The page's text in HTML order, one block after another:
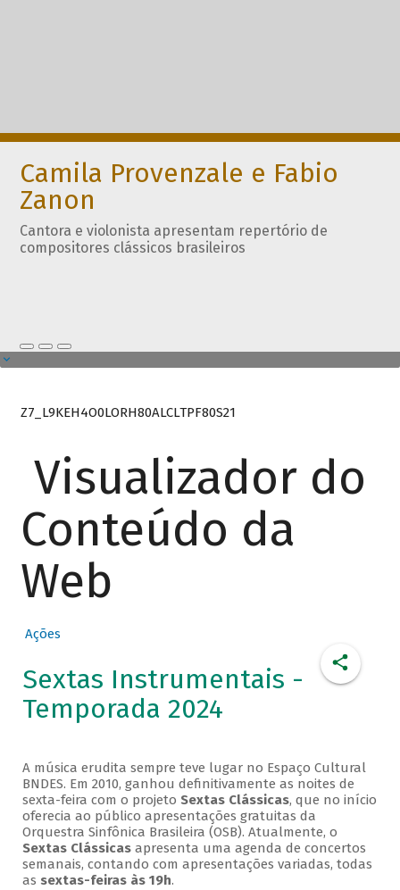
Camila Provenzale e Fabio
Zanon
Cantora e violonista apresentam repertório de
compositores clássicos brasileiros
Z7_L9KEH4O0LORH80ALCLTPF80S21
Visualizador do
Conteúdo da
Web
Ações
Sextas Instrumentais -
Temporada 2024
A música erudita sempre teve lugar no Espaço Cultural
BNDES. Em 2010, ganhou definitivamente as noites de
sexta-feira com o projeto Sextas Clássicas, que no início
oferecia ao público apresentações gratuitas da
Orquestra Sinfônica Brasileira (OSB). Atualmente, o
Sextas Clássicasapresenta uma agenda de concertos
semanais, contando com apresentações variadas, todas
as sextas-feiras às 19h.